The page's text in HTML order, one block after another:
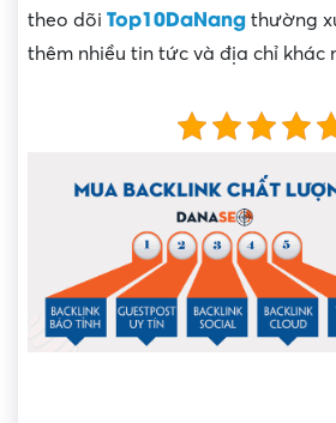
theo dõi Top10DaNang thường
thêm nhiều tin tức và địa chỉ khác